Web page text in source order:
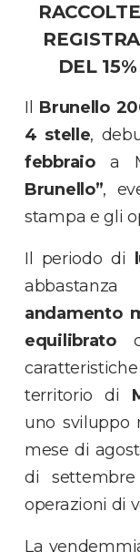
DEL
Il Brunello
4 stelle,
febbraio a
Brunello”,
stampa e gli
Il periodo di
andamento
equilibrato
territorio di
uno sviluppo
mese di
di
operazioni di
La